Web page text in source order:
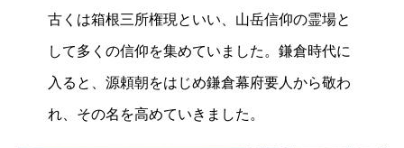
古くは箱根三所権現といい、山岳信仰の霊場と
して多くの信仰を集めていました。鎌倉時代に
入ると、源頼朝をはじめ鎌倉幕府要人から敬わ
れ、その名を高めていきました。